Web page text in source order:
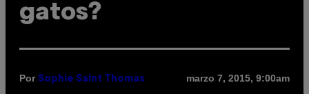
gatos?
Por Sophie Saint Thomas marzo 7, 2015, 9:00am